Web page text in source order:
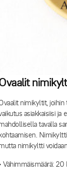
nimikyltit, joihin
asiakkaisiisi
tavalla
nimikyltti
Vähimmäismäärä: 20